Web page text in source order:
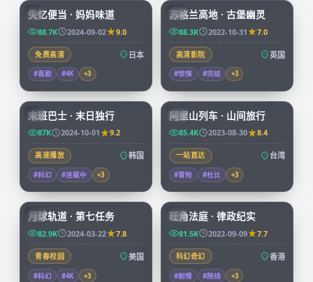
JP
失忆便当 · 妈妈味道
88.7K 2024-09-02 9.0
免费高清 日本
#喜剧 #4K +3
CN
苏格兰高地 · 古堡幽灵
88.3K 2022-10-31 7.0
高清影院 英国
#惊悚 #完结 +3
KR
末班巴士 · 末日独行
87K 2024-10-01 9.2
高速播放 韩国
#科幻 #连载中 +3
TW
阿里山列车 · 山间旅行
85.4K 2023-08-30 8.4
一站直达 台湾
#冒险 #杜比 +3
CN
99:57
月球轨道 · 第七任务
82.9K 2024-03-22 7.8
青春校园 美国
#科幻 #4K +3
HK
45:15
旺角法庭 · 律政纪实
81.5K 2022-09-09 7.7
科幻奇幻 香港
#剧情 #院线 +3